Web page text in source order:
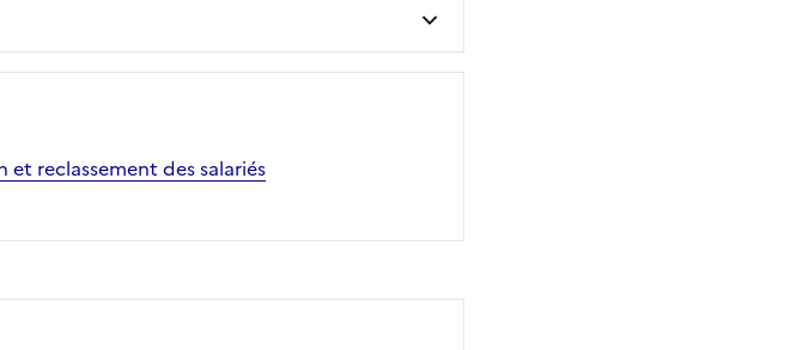
reclassement des salariés